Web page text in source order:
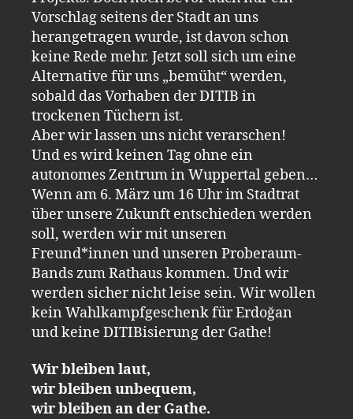
Vorschlag seitens der Stadt an uns
herangetragen wurde, ist davon schon
keine Rede mehr. Jetzt soll sich um eine
Alternative für uns „bemüht“ werden,
sobald das Vorhaben der DITIB in
trockenen Tüchern ist.
Aber wir lassen uns nicht verarschen!
Und es wird keinen Tag ohne ein
autonomes Zentrum in Wuppertal geben…
Wenn am 6. März um 16 Uhr im Stadtrat
über unsere Zukunft entschieden werden
soll, werden wir mit unseren
Freund*innen und unseren Proberaum-
Bands zum Rathaus kommen. Und wir
werden sicher nicht leise sein. Wir wollen
kein Wahlkampfgeschenk für Erdoğan
und keine DITIBisierung der Gathe!
Wir bleiben laut,
wir bleiben unbequem,
wir bleiben an der Gathe.